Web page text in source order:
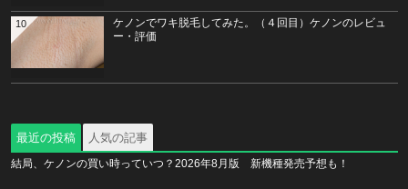
ケノンでワキ脱毛してみた。（４回目）ケノンのレビュ
ー・評価
10
最近の投稿 人気の記事
結局、ケノンの買い時っていつ？2026年8月版 新機種発売予想も！